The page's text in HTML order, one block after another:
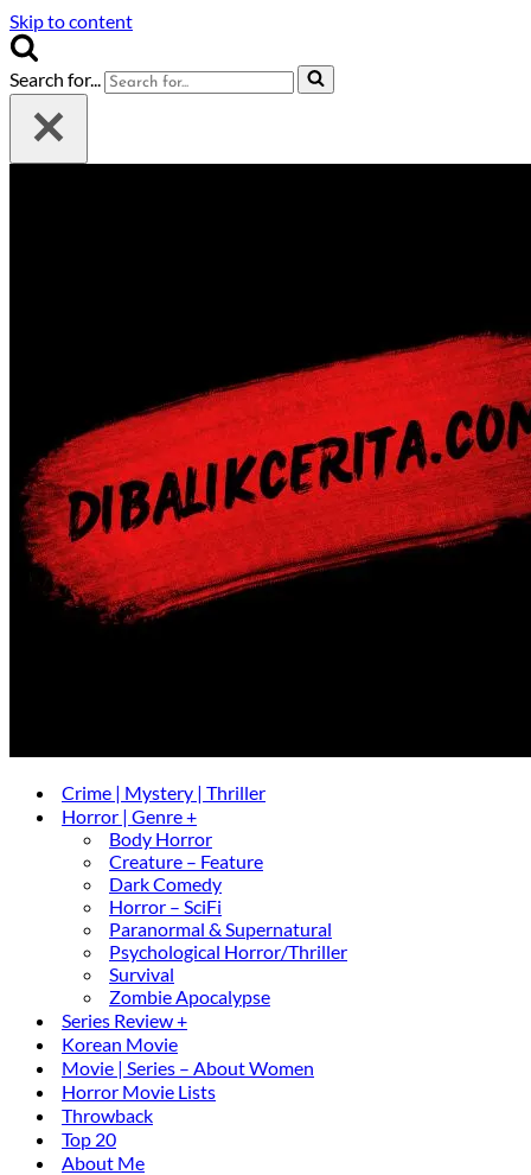
Skip to content
Search for...
Crime | Mystery | Thriller
Horror | Genre +
Body Horror
Creature – Feature
Dark Comedy
Horror – SciFi
Paranormal & Supernatural
Psychological Horror/Thriller
Survival
Zombie Apocalypse
Series Review +
Korean Movie
Movie | Series – About Women
Horror Movie Lists
Throwback
Top 20
About Me